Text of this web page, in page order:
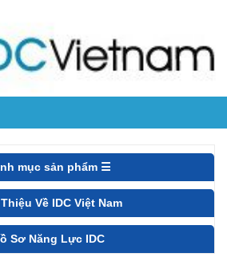
mục sản phẩm ☰
Về IDC Việt Nam
Sơ Năng Lực IDC